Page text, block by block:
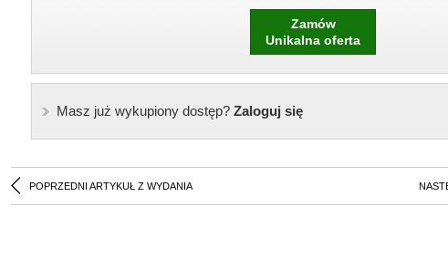
Zamów
Unikalna oferta
Masz już wykupiony dostęp?Zaloguj się
POPRZEDNI ARTYKUŁ Z WYDANIA